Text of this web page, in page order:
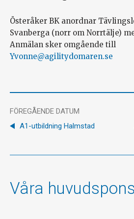
Österåker BK anordnar
Svanberga (norr om Norrtälje)
Anmälan sker omgående till
Yvonne@agilitydomaren.se
FÖREGÅENDE DATUM
A1-utbildning Halmstad
Våra